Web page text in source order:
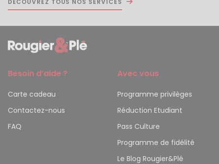
Besoin d’aide ?
Carte cadeau
Contactez-nous
FAQ
Avec vous
Programme privilèges
Réduction Etudiant
Pass Culture
Programme de fidélité
Le Blog Rougier&Plé